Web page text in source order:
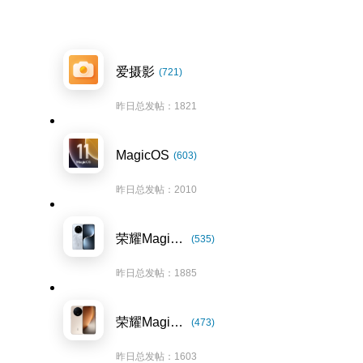
爱摄影 (721)
昨日总发帖：1821
MagicOS (603)
昨日总发帖：2010
荣耀Magic7系列 (535)
昨日总发帖：1885
荣耀Magic8系列 (473)
昨日总发帖：1603